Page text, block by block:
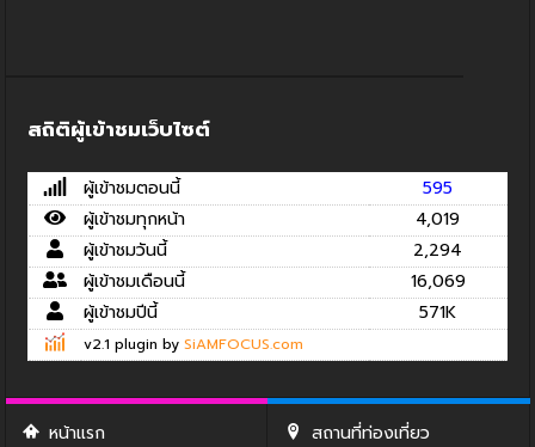
สถิติผู้เข้าชมเว็บไซต์
ผู้เข้าชมตอนนี้
595
ผู้เข้าชมทุกหน้า
4,019
ผู้เข้าชมวันนี้
2,294
ผู้เข้าชมเดือนนี้
16,069
ผู้เข้าชมปีนี้
571K
v2.1 plugin by SiAMFOCUS.com
หน้าแรก สถานที่ท่องเที่ยว